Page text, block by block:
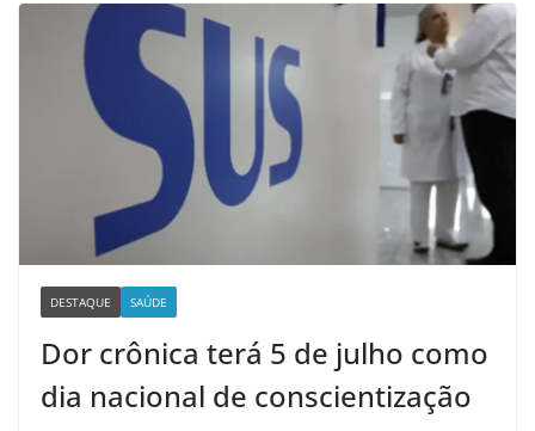
DESTAQUE SAÚDE
Dor crônica terá 5 de julho como
dia nacional de conscientização